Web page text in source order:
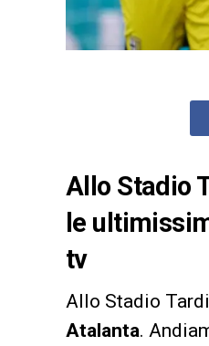
Allo Stadio
le
tv
Allo Stadio
Atalanta.